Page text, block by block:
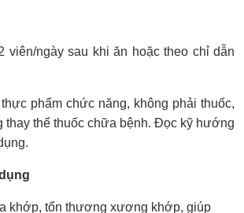
viên/ngày sau khi ăn hoặc theo chỉ dẫn
phẩm chức năng, không phải thuốc,
thay thế thuốc chữa bệnh. Đọc kỹ hướng
khớp, tổn thương xương khớp, giúp